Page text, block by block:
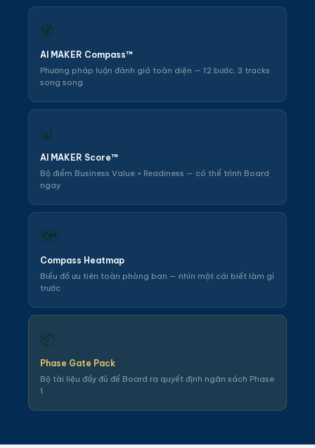
🧭
AI MAKER Compass™
Phương pháp luận đánh giá toàn diện — 12 bước, 3 tracks
song song
📊
AI MAKER Score™
Bộ điểm Business Value × Readiness — có thể trình Board
ngay
🗺️
Compass Heatmap
Biểu đồ ưu tiên toàn phòng ban — nhìn một cái biết làm gì
trước
📦
Phase Gate Pack
Bộ tài liệu đầy đủ để Board ra quyết định ngân sách Phase
1